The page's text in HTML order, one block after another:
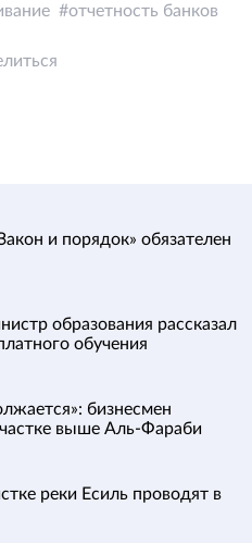
отчетность банков
и порядок» обязателен
образования рассказал
обучения
бизнесмен
выше Аль-Фараби
реки Есиль проводят в